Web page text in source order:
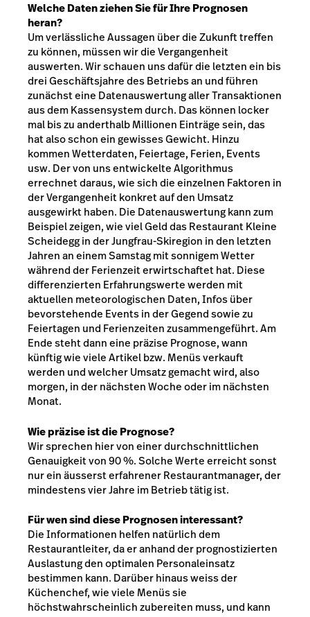
Welche Daten ziehen Sie für Ihre Prognosen
heran?
Um verlässliche Aussagen über die Zukunft treffen
zu können, müssen wir die Vergangenheit
auswerten. Wir schauen uns dafür die letzten ein bis
drei Geschäftsjahre des Betriebs an und führen
zunächst eine Datenauswertung aller Transaktionen
aus dem Kassensystem durch. Das können locker
mal bis zu anderthalb Millionen Einträge sein, das
hat also schon ein gewisses Gewicht. Hinzu
kommen Wetterdaten, Feiertage, Ferien, Events
usw. Der von uns entwickelte Algorithmus
errechnet daraus, wie sich die einzelnen Faktoren in
der Vergangenheit konkret auf den Umsatz
ausgewirkt haben. Die Datenauswertung kann zum
Beispiel zeigen, wie viel Geld das Restaurant Kleine
Scheidegg in der Jungfrau-Skiregion in den letzten
Jahren an einem Samstag mit sonnigem Wetter
während der Ferienzeit erwirtschaftet hat. Diese
differenzierten Erfahrungswerte werden mit
aktuellen meteorologischen Daten, Infos über
bevorstehende Events in der Gegend sowie zu
Feiertagen und Ferienzeiten zusammengeführt. Am
Ende steht dann eine präzise Prognose, wann
künftig wie viele Artikel bzw. Menüs verkauft
werden und welcher Umsatz gemacht wird, also
morgen, in der nächsten Woche oder im nächsten
Monat.
Wie präzise ist die Prognose?
Wir sprechen hier von einer durchschnittlichen
Genauigkeit von 90 %. Solche Werte erreicht sonst
nur ein äusserst erfahrener Restaurantmanager, der
mindestens vier Jahre im Betrieb tätig ist.
Für wen sind diese Prognosen interessant?
Die Informationen helfen natürlich dem
Restaurantleiter, da er anhand der prognostizierten
Auslastung den optimalen Personaleinsatz
bestimmen kann. Darüber hinaus weiss der
Küchenchef, wie viele Menüs sie
höchstwahrscheinlich zubereiten muss, und kann